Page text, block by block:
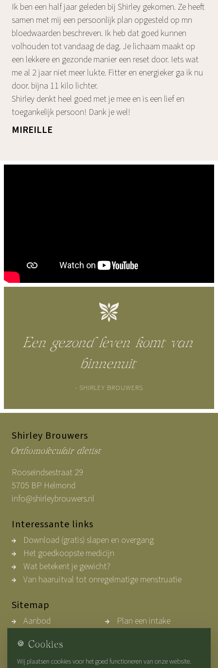
Ik ben een half jaar geleden bij Shirley gekomen. Ze heeft
samen met mij een persoonlijk plan opgesteld op mn
bloedwaarden beschreven. Ik heb dat goed kunnen
volhouden tot vandaag de dag. Je lichaam maakt op
een lekkere en gezonde manier een reset door. Iets wat
me al 2 jaar niet meer lukte. Fitter en energieker ga ik nu
door. bijna 11 kilo lichter.
Shirley denkt heel goed met je mee en is een lief en
toegankelijk persoon! Dank je wel!
MIREILLE
Een gezond leven komt van
binnenuit
- SHIRLEY BROUWERS
Shirley Brouwers
Orthomoleculair dietist
Rooseindsestraat 29
5705 BP Helmond
info@shirleybrouwers.nl
Interessante links
Download (gratis) slapen en overgang
Het goedkoopste medicijn
Wat betekent je gewicht?
Van haaruitval tot onregelmatige menstruatie
Sitemap
Aanbod
Plan een intake
Werkwijze
Blogs
Privacybeleid
🍪 Cookies
Wij plaatsen cookies voor het goed functioneren van onze website.